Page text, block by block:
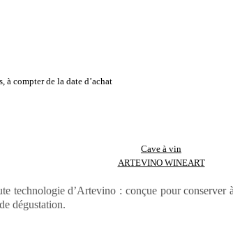
à compter de la date d’achat
Cave à vin
ARTEVINO WINEART
technologie d’Artevino : conçue pour
dégustation.